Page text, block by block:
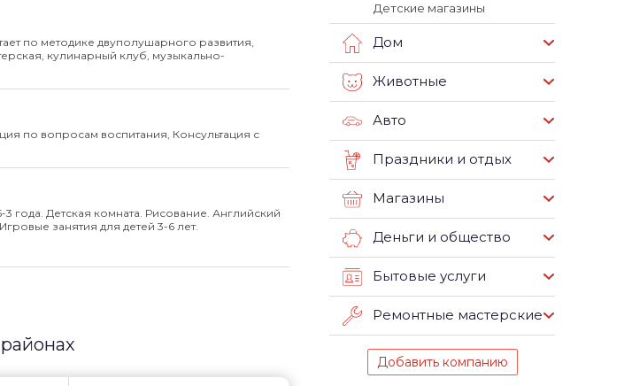
по методике двуполушарного развития,
кулинарный клуб, музыкально-
по вопросам воспитания, Консультация с
года. Детская комната. Рисование. Английский
занятия для детей 3-6 лет.
Детские магазины
Дом
Животные
Авто
Праздники и отдых
Магазины
Деньги и общество
Бытовые услуги
Ремонтные мастерские
Добавить компанию